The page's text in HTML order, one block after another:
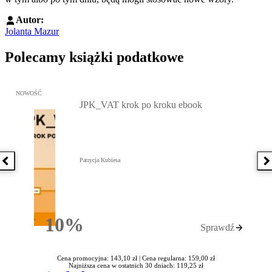
Autor:
Jolanta Mazur
Polecamy książki podatkowe
Poprzednia książka
Przejdź do: JPK_VAT krok po kroku ebook, Patrycja Kubiesa -
NOWOŚĆ
10%Rabatu
JPK_VAT krok po kroku ebook
Patrycja Kubiesa
Sprawdź
Cena promocyjna: 143,10 zł | Cena regularna: 159,00 zł
Najniższa cena w ostatnich 30 dniach: 119,25 zł